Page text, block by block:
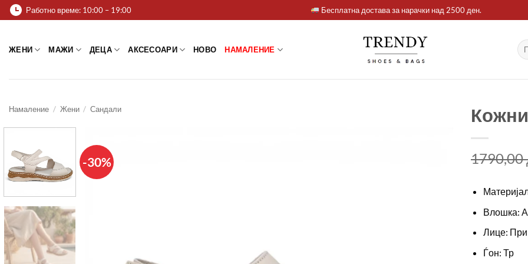
Skip
to
Работно време: 10:00 – 19:00 Бесплатна достава за нарачки над 2500 ден.
ЖЕНИ МАЖИ ДЕЦА АКСЕСОАРИ НОВО НАМАЛЕНИЕ
за:
Намаление / Жени / Сандали
-30% 1790,00
Влошка:
Лице:
Ѓон: Тр